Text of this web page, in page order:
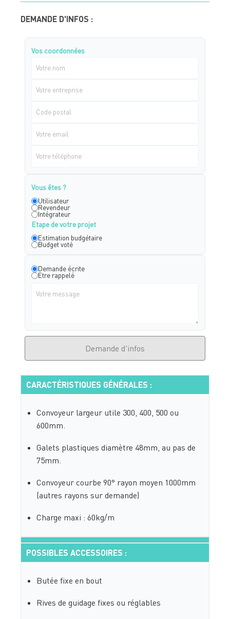
DEMANDE D'INFOS :
Vos coordonnées
Vous êtes ?
Utilisateur
Revendeur
Intégrateur
Etape de votre projet
Estimation budgétaire
Budget voté
Demande écrite
Etre rappelé
Demande d'infos
CARACTÉRISTIQUES GÉNÉRALES :
Convoyeur largeur utile 300, 400, 500 ou
600mm.
Galets plastiques diamètre 48mm, au pas de
75mm.
Convoyeur courbe 90° rayon moyen 1000mm
(autres rayons sur demande)
Charge maxi : 60kg/m
POSSIBLES ACCESSOIRES :
Butée fixe en bout
Rives de guidage fixes ou réglables